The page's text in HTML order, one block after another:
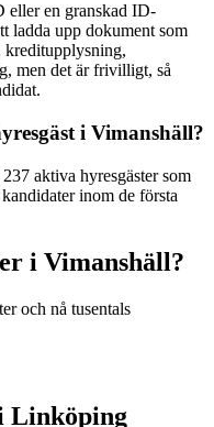
eller en granskad ID-
ladda upp dokument som
kreditupplysning,
men det är frivilligt, så
i Vimanshäll?
aktiva hyresgäster som
inom de första
i Vimanshäll?
och nå tusentals
Linköping